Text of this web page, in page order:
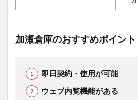
加瀬倉庫のおすすめポイント
即日契約・使用が可能
ウェブ内覧機能がある